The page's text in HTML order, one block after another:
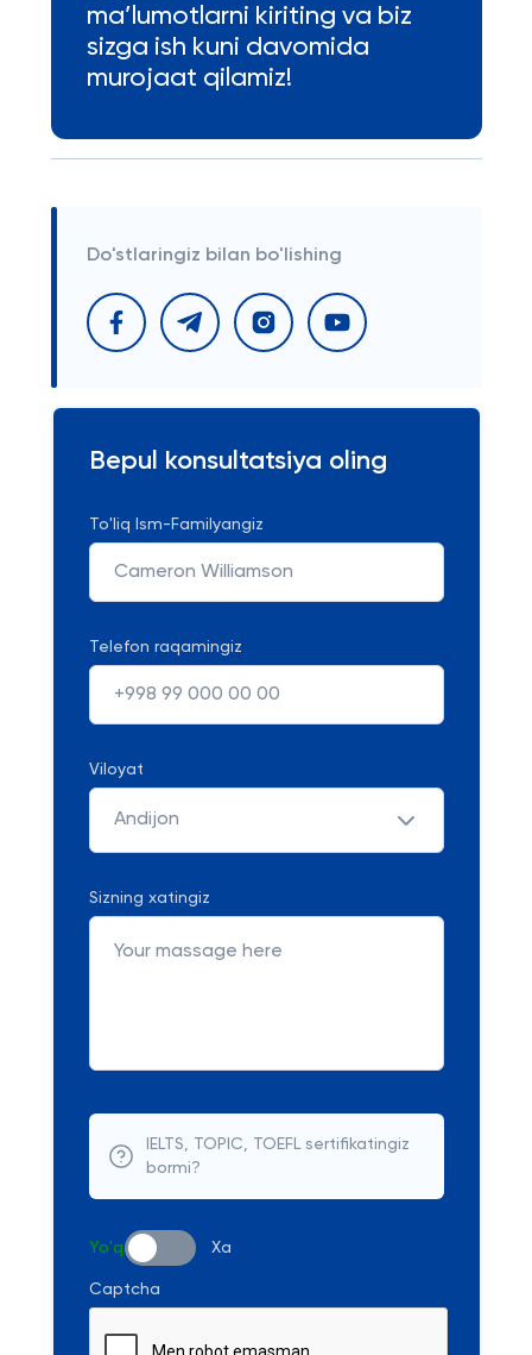
ma’lumotlarni kiriting va biz
sizga ish kuni davomida
murojaat qilamiz!
Do'stlaringiz bilan bo'lishing
Bepul konsultatsiya oling
To'liq Ism-Familyangiz
Telefon raqamingiz
Viloyat
Andijon
Sizning xatingiz
IELTS, TOPIC, TOEFL sertifikatingiz
bormi?
Yo'q Xa
Captcha